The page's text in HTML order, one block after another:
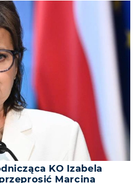
KO Izabela
Marcina